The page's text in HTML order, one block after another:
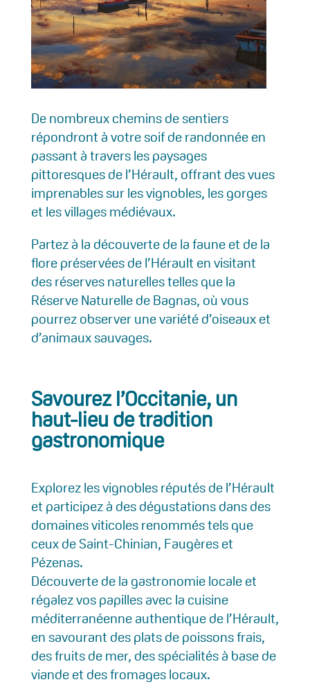
De nombreux chemins de sentiers
répondront à votre soif de randonnée en
passant à travers les paysages
pittoresques de l’Hérault, offrant des vues
imprenables sur les vignobles, les gorges
et les villages médiévaux.
Partez à la découverte de la faune et de la
flore préservées de l’Hérault en visitant
des réserves naturelles telles que la
Réserve Naturelle de Bagnas, où vous
pourrez observer une variété d’oiseaux et
d’animaux sauvages.
Savourez l’Occitanie, un
haut-lieu de tradition
gastronomique
Explorez les vignobles réputés de l’Hérault
et participez à des dégustations dans des
domaines viticoles renommés tels que
ceux de Saint-Chinian, Faugères et
Pézenas.
Découverte de la gastronomie locale et
régalez vos papilles avec la cuisine
méditerranéenne authentique de l’Hérault,
en savourant des plats de poissons frais,
des fruits de mer, des spécialités à base de
viande et des fromages locaux.